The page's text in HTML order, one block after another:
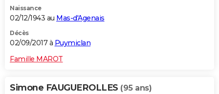
Naissance
02/12/1943 au Mas-d'Agenais
Décès
02/09/2017 à Puymiclan
Famille MAROT
Simone FAUGUEROLLES (95 ans)